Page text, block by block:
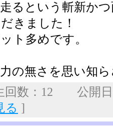
るという斬新か
きました！
ト多めです。
の無さを思い知
回数：12 公開
る ]